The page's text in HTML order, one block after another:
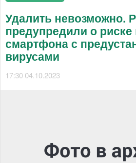
Удалить невозможно.
предупредили о риске
смартфона с
вирусами
17:30 04.10.2023